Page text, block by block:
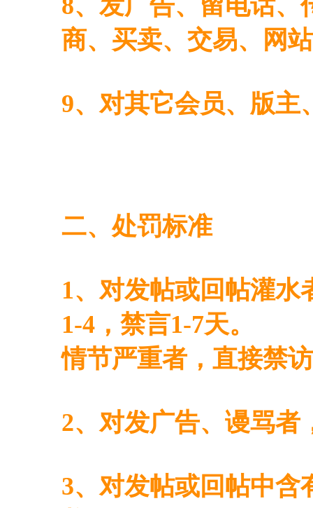
商、买卖、交易、网
9、对其它会员、版主
二、处罚标准
1、对发帖或回帖灌水
1-4，禁言1-7天。
情节严重者，直接禁
2、对发广告、谩骂者
3、对发帖或回帖中含